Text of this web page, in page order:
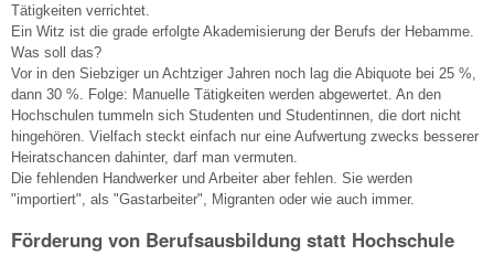
Tätigkeiten verrichtet.
Ein Witz ist die grade erfolgte Akademisierung der Berufs der Hebamme.
Was soll das?
Vor in den Siebziger un Achtziger Jahren noch lag die Abiquote bei 25 %,
dann 30 %. Folge: Manuelle Tätigkeiten werden abgewertet. An den
Hochschulen tummeln sich Studenten und Studentinnen, die dort nicht
hingehören. Vielfach steckt einfach nur eine Aufwertung zwecks besserer
Heiratschancen dahinter, darf man vermuten.
Die fehlenden Handwerker und Arbeiter aber fehlen. Sie werden
"importiert", als "Gastarbeiter", Migranten oder wie auch immer.
Förderung von Berufsausbildung statt Hochschule